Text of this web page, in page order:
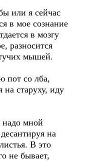
или я сейчас
в мое сознание
в мозгу
разносится
мышей.
пот со лба,
на старуху, иду
мной
на
В это
не бывает,